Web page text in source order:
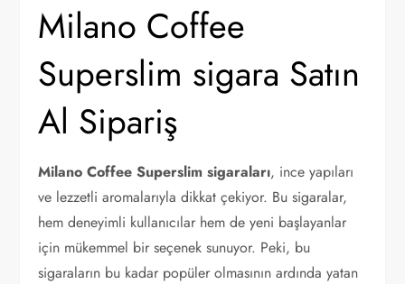
Milano Coffee
Superslim sigara Satın
Al Sipariş
Milano Coffee Superslim sigaraları, ince yapıları
ve lezzetli aromalarıyla dikkat çekiyor. Bu sigaralar,
hem deneyimli kullanıcılar hem de yeni başlayanlar
için mükemmel bir seçenek sunuyor. Peki, bu
sigaraların bu kadar popüler olmasının ardında yatan